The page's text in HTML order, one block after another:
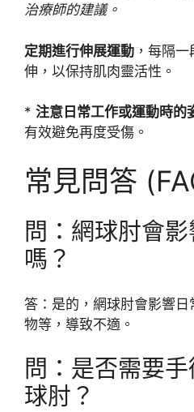
治療師的建議。
定期進行伸展運動 ，每隔
伸，以保持肌肉靈活性。
* 注意日常工作或運動時的
有效避免再度受傷。
常見問答
問：網球肘會
嗎？
答：是的，網球肘會影響
物等，導致不適。
問：是否需要
球肘？